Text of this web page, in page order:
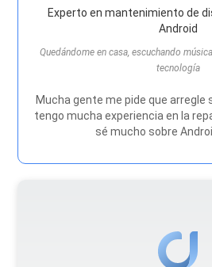
Experto en mantenimiento de
Android
Quedándome en casa, escuchando
tecnología
Mucha gente me pide que arregle
tengo mucha experiencia en la
sé mucho sobre